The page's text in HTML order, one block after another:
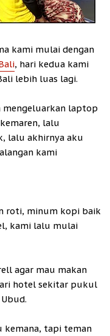
kami mulai dengan
, hari kedua kami
lebih luas lagi.
mengeluarkan laptop
lalu
lalu akhirnya aku
kami
roti, minum kopi baik
kami lalu mulai
agar mau makan
hotel sekitar pukul
kemana, tapi teman